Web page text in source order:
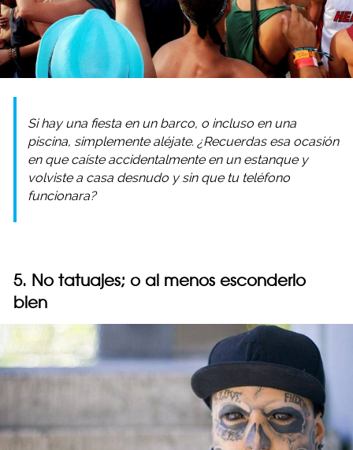
Si hay una fiesta en un barco, o incluso en una
piscina, simplemente aléjate. ¿Recuerdas esa ocasión
en que caíste accidentalmente en un estanque y
volviste a casa desnudo y sin que tu teléfono
funcionara?
5. No tatuajes; o al menos esconderlo
bien